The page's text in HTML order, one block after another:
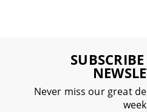
Never miss our great